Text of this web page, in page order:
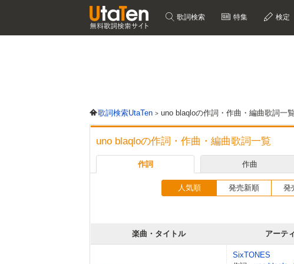
歌詞検索 特集 検定
歌詞検索UtaTen uno blaqloの作詞・作曲・編曲歌詞一覧
uno blaqloの作詞・作曲・編曲歌詞一覧
作詞 作曲
人気順 発売新順 発
楽曲・タイトル アーテ
SixTONES